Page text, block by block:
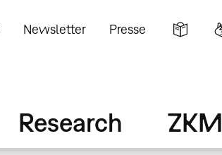
Newsletter Presse
Research ZKM